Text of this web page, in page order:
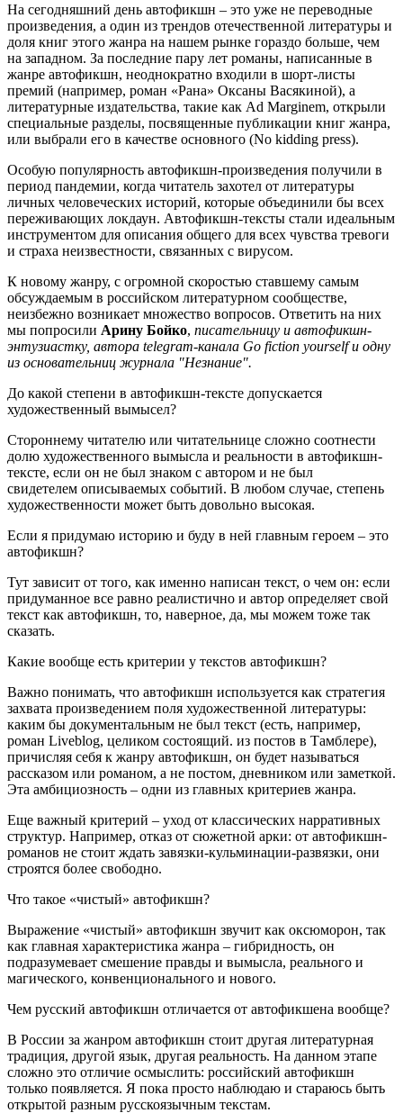
На сегодняшний день автофикшн – это уже не переводные
произведения, а один из трендов отечественной литературы и
доля книг этого жанра на нашем рынке гораздо больше, чем
на западном. За последние пару лет романы, написанные в
жанре автофикшн, неоднократно входили в шорт-листы
премий (например, роман «Рана» Оксаны Васякиной), а
литературные издательства, такие как Ad Marginem, открыли
специальные разделы, посвященные публикации книг жанра,
или выбрали его в качестве основного (No kidding press).
Особую популярность автофикшн-произведения получили в
период пандемии, когда читатель захотел от литературы
личных человеческих историй, которые объединили бы всех
переживающих локдаун. Автофикшн-тексты стали идеальным
инструментом для описания общего для всех чувства тревоги
и страха неизвестности, связанных с вирусом.
К новому жанру, с огромной скоростью ставшему самым
обсуждаемым в российском литературном сообществе,
неизбежно возникает множество вопросов. Ответить на них
мы попросили Арину Бойко, писательницу и автофикшн-
энтузиастку, автора telegram-канала Go fiction yourself и одну
из основательниц журнала "Незнание".
До какой степени в автофикшн-тексте допускается
художественный вымысел?
Стороннему читателю или читательнице сложно соотнести
долю художественного вымысла и реальности в автофикшн-
тексте, если он не был знаком с автором и не был
свидетелем описываемых событий. В любом случае, степень
художественности может быть довольно высокая.
Если я придумаю историю и буду в ней главным героем – это
автофикшн?
Тут зависит от того, как именно написан текст, о чем он: если
придуманное все равно реалистично и автор определяет свой
текст как автофикшн, то, наверное, да, мы можем тоже так
сказать.
Какие вообще есть критерии у текстов автофикшн?
Важно понимать, что автофикшн используется как стратегия
захвата произведением поля художественной литературы:
каким бы документальным не был текст (есть, например,
роман Liveblog, целиком состоящий. из постов в Тамблере),
причисляя себя к жанру автофикшн, он будет называться
рассказом или романом, а не постом, дневником или заметкой.
Эта амбициозность – одни из главных критериев жанра.
Еще важный критерий – уход от классических нарративных
структур. Например, отказ от сюжетной арки: от автофикшн-
романов не стоит ждать завязки-кульминации-развязки, они
строятся более свободно.
Что такое «чистый» автофикшн?
Выражение «чистый» автофикшн звучит как оксюморон, так
как главная характеристика жанра – гибридность, он
подразумевает смешение правды и вымысла, реального и
магического, конвенционального и нового.
Чем русский автофикшн отличается от автофикшена вообще?
В России за жанром автофикшн стоит другая литературная
традиция, другой язык, другая реальность. На данном этапе
сложно это отличие осмыслить: российский автофикшн
только появляется. Я пока просто наблюдаю и стараюсь быть
открытой разным русскоязычным текстам.